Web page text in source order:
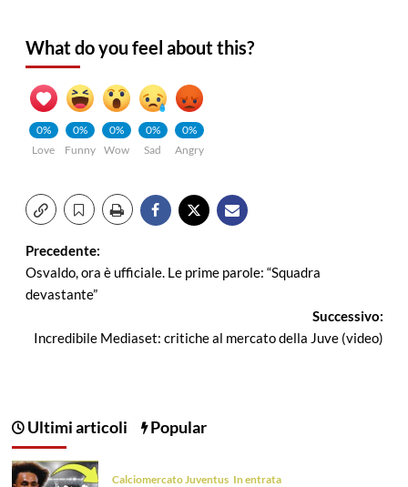
What do you feel about this?
0%
Love
0%
Funny
0%
Wow
0%
Sad
0%
Angry
Navigazione
articolo
Precedente:
Osvaldo, ora è ufficiale. Le prime parole: “Squadra
devastante”
Successivo:
Incredibile Mediaset: critiche al mercato della Juve (video)
Ultimi articoli Popular
Calciomercato Juventus In entrata